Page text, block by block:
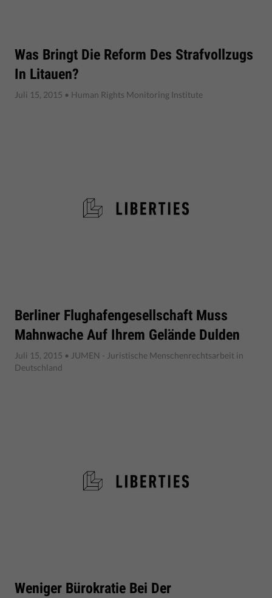
Was Bringt Die Reform Des Strafvollzugs
In Litauen?
Juli 15, 2015 • Human Rights Monitoring Institute
Berliner Flughafengesellschaft Muss
Mahnwache Auf Ihrem Gelände Dulden
Juli 15, 2015 • JUMEN - Juristische Menschenrechtsarbeit in
Deutschland
Weniger Bürokratie Bei Der